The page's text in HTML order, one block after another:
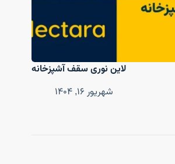
لاین نوری سقف آشپزخانه
شهریور ۱۶, ۱۴۰۴